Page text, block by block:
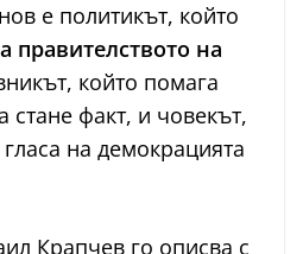
е политикът, който
правителството на
който помага
стане факт, и човекът,
на демокрацията
Крапчев го описва с